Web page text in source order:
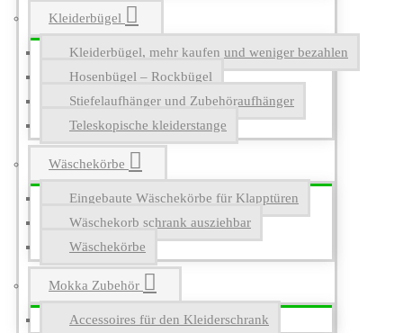
Kleiderbügel
Kleiderbügel, mehr kaufen und weniger bezahlen
Hosenbügel – Rockbügel
Stiefelaufhänger und Zubehöraufhänger
Teleskopische kleiderstange
Wäschekörbe
Eingebaute Wäschekörbe für Klapptüren
Wäschekorb schrank ausziehbar
Wäschekörbe
Mokka Zubehör
Accessoires für den Kleiderschrank